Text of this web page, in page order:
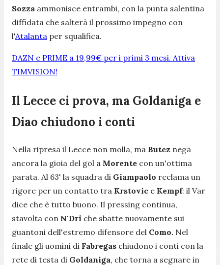
Sozza ammonisce entrambi, con la punta salentina
diffidata che salterà il prossimo impegno con
l'Atalanta per squalifica.
DAZN e PRIME a 19,99€ per i primi 3 mesi. Attiva
TIMVISION!
Il Lecce ci prova, ma Goldaniga e
Diao chiudono i conti
Nella ripresa il Lecce non molla, ma Butez nega
ancora la gioia del gol a Morente con un'ottima
parata. Al 63' la squadra di Giampaolo reclama un
rigore per un contatto tra Krstovic e Kempf: il Var
dice che è tutto buono. Il pressing continua,
stavolta con N'Dri che sbatte nuovamente sui
guantoni dell'estremo difensore del Como. Nel
finale gli uomini di Fabregas chiudono i conti con la
rete di testa di Goldaniga, che torna a segnare in